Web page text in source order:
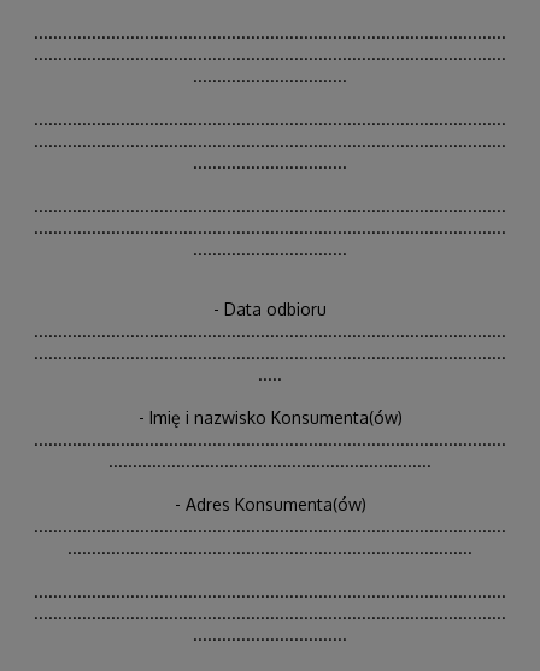
..................................................................................................
..................................................................................................
................................
..................................................................................................
..................................................................................................
................................
..................................................................................................
..................................................................................................
................................
- Data odbioru
..................................................................................................
..................................................................................................
.....
- Imię i nazwisko Konsumenta(ów)
..................................................................................................
...................................................................
- Adres Konsumenta(ów)
..................................................................................................
....................................................................................
..................................................................................................
..................................................................................................
................................